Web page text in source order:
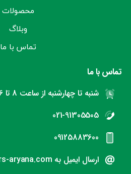
محصولات
وبلاگ
تماس با ما
تماس با ما
شنبه تا چهارشنبه از ساعت 8 تا 16
021-91305505
09125883600
ارسال ایمیل به info@klevers-aryana.com